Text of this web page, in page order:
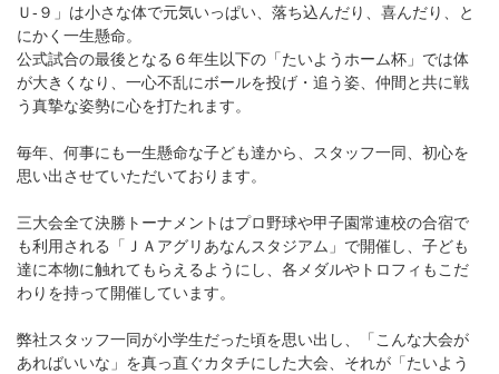
Ｕ-９」は小さな体で元気いっぱい、落ち込んだり、喜んだり、と
にかく一生懸命。
公式試合の最後となる６年生以下の「たいようホーム杯」では体
が大きくなり、一心不乱にボールを投げ・追う姿、仲間と共に戦
う真摯な姿勢に心を打たれます。
毎年、何事にも一生懸命な子ども達から、スタッフ一同、初心を
思い出させていただいております。
三大会全て決勝トーナメントはプロ野球や甲子園常連校の合宿で
も利用される「ＪＡアグリあなんスタジアム」で開催し、子ども
達に本物に触れてもらえるようにし、各メダルやトロフィもこだ
わりを持って開催しています。
弊社スタッフ一同が小学生だった頃を思い出し、「こんな大会が
あればいいな」を真っ直ぐカタチにした大会、それが「たいよう